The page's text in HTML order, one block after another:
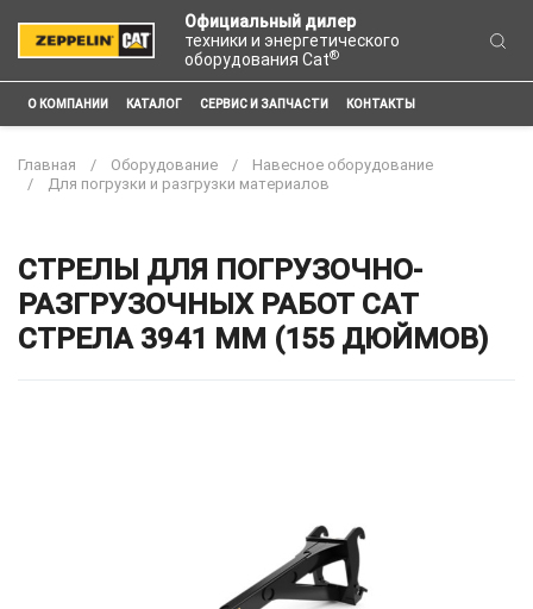
Официальный дилер
техники и энергетического
оборудования Cat®
О КОМПАНИИ КАТАЛОГ СЕРВИС И ЗАПЧАСТИ КОНТАКТЫ
Главная Оборудование
Навесное оборудование
Для погрузки и разгрузки материалов
СТРЕЛЫ ДЛЯ ПОГРУЗОЧНО-
РАЗГРУЗОЧНЫХ РАБОТ CAT
СТРЕЛА 3941 ММ (155 ДЮЙМОВ)